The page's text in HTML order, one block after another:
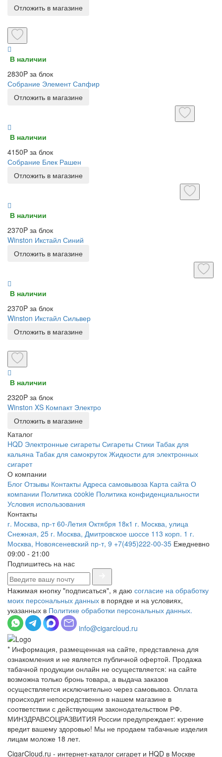
Отложить в магазине
В наличии
2830P за блок
Собрание Элемент Сапфир
Отложить в магазине
В наличии
4150P за блок
Собрание Блек Рашен
Отложить в магазине
В наличии
2370P за блок
Winston Икстайл Синий
Отложить в магазине
В наличии
2370P за блок
Winston Икстайл Сильвер
Отложить в магазине
В наличии
2320P за блок
Winston XS Компакт Электро
Отложить в магазине
Каталог
HQD Электронные сигареты Сигареты Стики Табак для
кальяна Табак для самокруток Жидкости для электронных
сигарет
О компании
Блог Отзывы Контакты Адреса самовывоза Карта сайта О
компании Политика cookie Политика конфиденциальности
Условия использования
Контакты
г. Москва, пр-т 60-Летия Октября 18к1 г. Москва, улица
Снежная, 25 г. Москва, Дмитровское шоссе 113 корп. 1 г.
Москва, Новоясеневский пр-т, 9 +7(495)222-00-35 Ежедневно
09:00 - 21:00
Подпишитесь на нас
Нажимая кнопку "подписаться", я даю согласие на обработку
моих персональных данных в порядке и на условиях,
указанных в Политике обработки персональных данных.
info@cigarcloud.ru
* Информация, размещенная на сайте, представлена для
ознакомления и не является публичной офертой. Продажа
табачной продукции онлайн не осуществляется: на сайте
возможна только бронь товара, а выдача заказов
осуществляется исключительно через самовывоз. Оплата
происходит непосредственно в нашем магазине в
соответствии с действующим законодательством РФ.
МИНЗДРАВСОЦРАЗВИТИЯ России предупреждает: курение
вредит вашему здоровью! Мы не продаем табачные изделия
лицам моложе 18 лет.
CigarCloud.ru - интернет-каталог сигарет и HQD в Москве